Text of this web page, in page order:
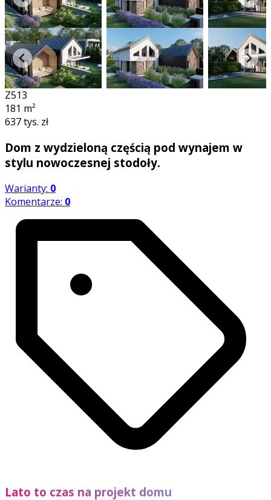
Z513
181 m²
637 tys. zł
Dom z wydzieloną częścią pod wynajem w
stylu nowoczesnej stodoły.
Warianty: 0
Komentarze: 0
Lato to czas na projekt domu